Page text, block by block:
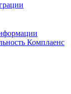
Комплаенс